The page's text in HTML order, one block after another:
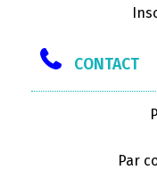
CONTACT
Par